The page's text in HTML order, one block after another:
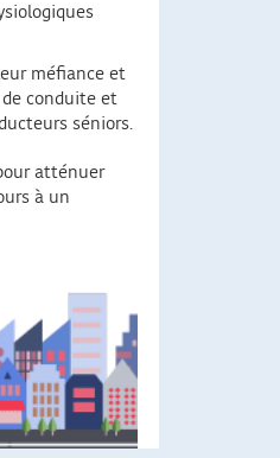
méfiance et
de conduite et
séniors.
atténuer
à un